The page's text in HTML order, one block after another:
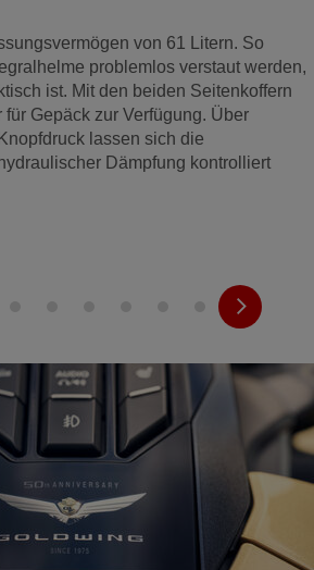
von 61 Litern. So
problemlos verstaut werden,
ist. Mit den beiden Seitenkoffern
Gepäck zur Verfügung. Über
lassen sich die
Dämpfung kontrolliert